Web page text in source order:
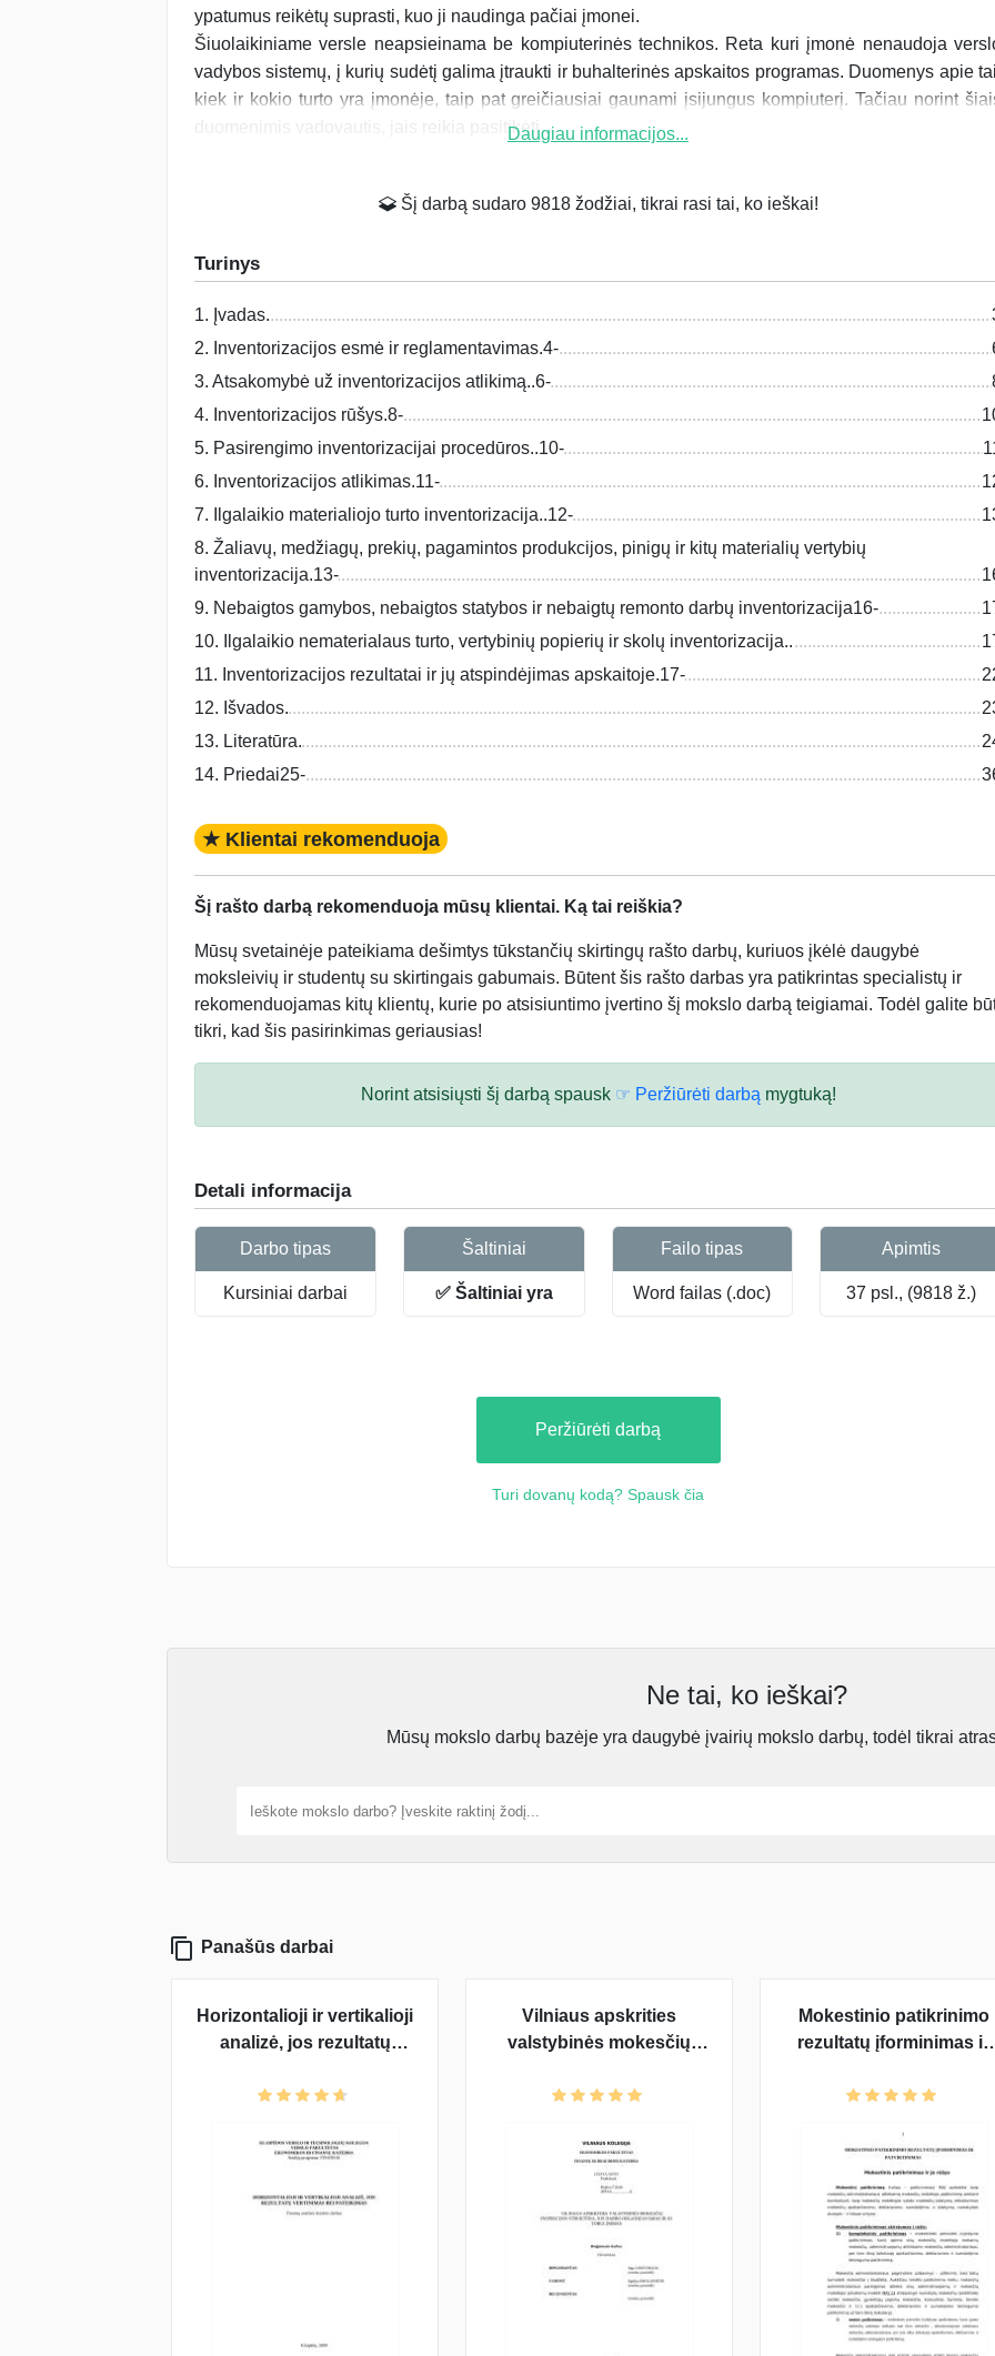
ypatumus reikėtų suprasti, kuo ji naudinga pačiai įmonei.
Šiuolaikiniame versle neapsieinama be kompiuterinės technikos. Reta kuri įmonė nenaudoja
vadybos sistemų, į kurių sudėtį galima įtraukti ir buhalterinės apskai­tos programas. Duomenys apie
kiek ir kokio turto yra įmonėje, taip pat greičiausiai gaunami įsijungus kompiuterį. Tačiau norint
duomenimis vadovautis, jais reikia pasitikėti....Daugiau informacijos...
Šį darbą sudaro 9818 žodžiai, tikrai rasi tai, ko ieškai!
Turinys
1. Įvadas.
2. Inventorizacijos esmė ir reglamentavimas.4-
3. Atsakomybė už inventorizacijos atlikimą..6-
4. Inventorizacijos rūšys.8-
5. Pasirengimo inventorizacijai procedūros..10-
6. Inventorizacijos atlikimas.11-
7. Ilgalaikio materialiojo turto inventorizacija..12-
8. Žaliavų, medžiagų, prekių, pagamintos produkcijos, pinigų ir kitų materialių vertybių
inventorizacija.13-
9. Nebaigtos gamybos, nebaigtos statybos ir nebaigtų remonto darbų inventorizacija16-
10. Ilgalaikio nematerialaus turto, vertybinių popierių ir skolų inventorizacija..
11. Inventorizacijos rezultatai ir jų atspindėjimas apskaitoje.17-
12. Išvados.
13. Literatūra.
14. Priedai25-
★ Klientai rekomenduoja
Šį rašto darbą rekomenduoja mūsų klientai. Ką tai reiškia?
Mūsų svetainėje pateikiama dešimtys tūkstančių skirtingų rašto darbų, kuriuos įkėlė daugybė
moksleivių ir studentų su skirtingais gabumais. Būtent šis rašto darbas yra patikrintas specialistų ir
rekomenduojamas kitų klientų, kurie po atsisiuntimo įvertino šį mokslo darbą teigiamai. Todėl galite
tikri, kad šis pasirinkimas geriausias!
Norint atsisiųsti šį darbą spausk ☞ Peržiūrėti darbą mygtuką!
Detali informacija
Darbo tipas
Kursiniai darbai
Šaltiniai
✅ Šaltiniai yra
Failo tipas
Word failas (.doc)
Apimtis
37 psl., (9818 ž.)
Peržiūrėti darbą
Turi dovanų kodą? Spausk čia
Ne tai, ko ieškai?
Mūsų mokslo darbų bazėje yra daugybė įvairių mokslo darbų, todėl tikrai
Panašūs darbai
Horizontalioji ir vertikalioji
analizė, jos rezultatų
AB "Pieno Žvaigždės"
Vilniaus apskrities
valstybinės mokesčių
darbo organizavimas ir jo
darbas
Mokestinio patikrinimo
rezultatų įforminimas ir